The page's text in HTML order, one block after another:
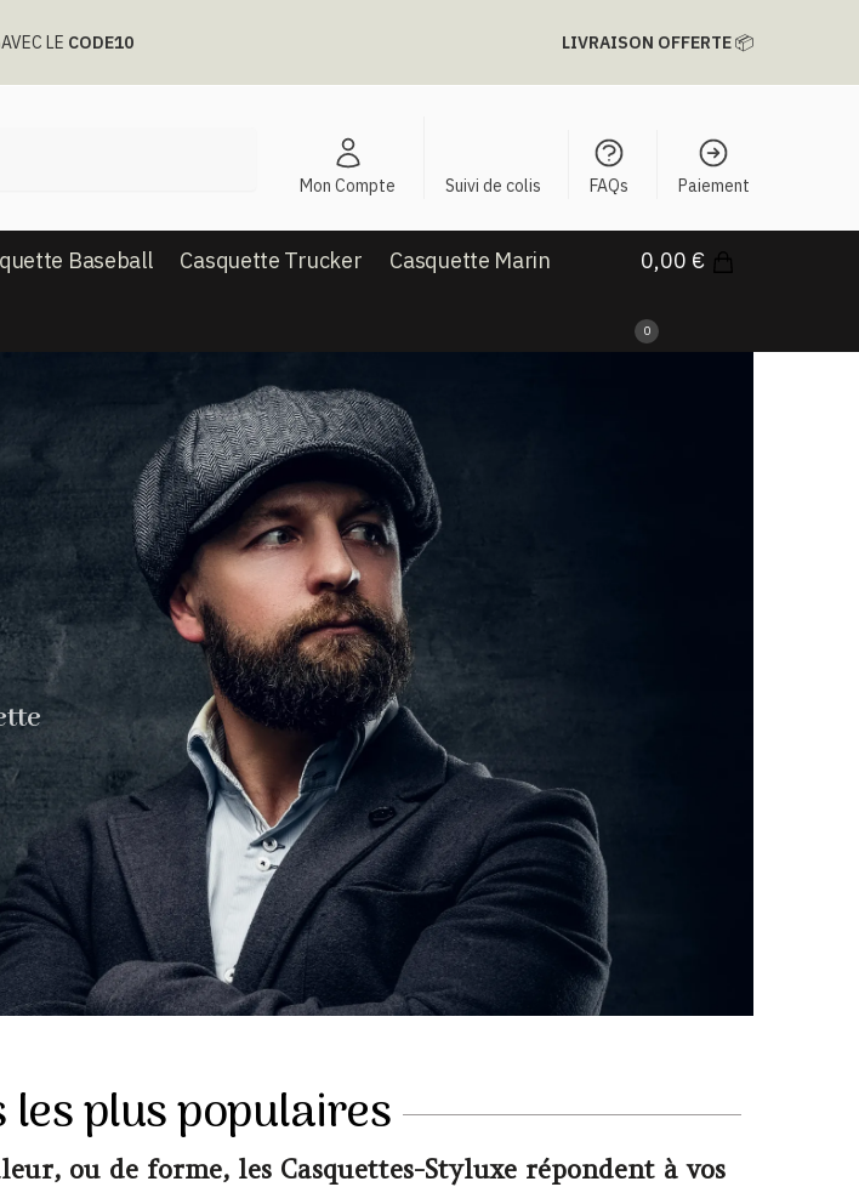
AVEC LE CODE10 LIVRAISON OFFERTE📦
Mon Compte Suivi de colis FAQs Paiement
Baseball Casquette Trucker Casquette Marin 0,00 €
0
les plus populaires
ou de forme, les Casquettes-Styluxe répondent à vos